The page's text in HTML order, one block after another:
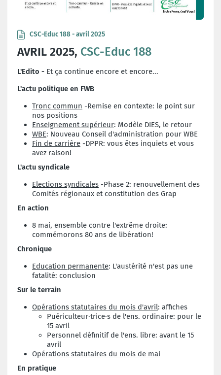
CSC-Educ 188 - avril 2025
AVRIL 2025, CSC-Educ 188
L'Edito - Et ça continue encore et encore...
L'actu politique en FWB
Tronc commun -Remise en contexte: le point sur
nos positions
Enseignement supérieur: Modèle DIES, le retour
WBE: Nouveau Conseil d'administration pour WBE
Fin de carrière -DPPR: vous êtes inquiets et vous
avez raison!
L'actu syndicale
Elections syndicales -Phase 2: renouvellement des
Comités régionaux et constitution des Grap
En action
8 mai, ensemble contre l'extrême droite:
commémorons 80 ans de libération!
Chronique
Education permanente: L'austérité n'est pas une
fatalité: conclusion
Sur le terrain
Opérations statutaires du mois d'avril: affiches
Puériculteur·trice·s de l'ens. ordinaire: pour le
15 avril
Personnel définitif de l'ens. libre: avant le 15
avril
Opérations statutaires du mois de mai
En pratique